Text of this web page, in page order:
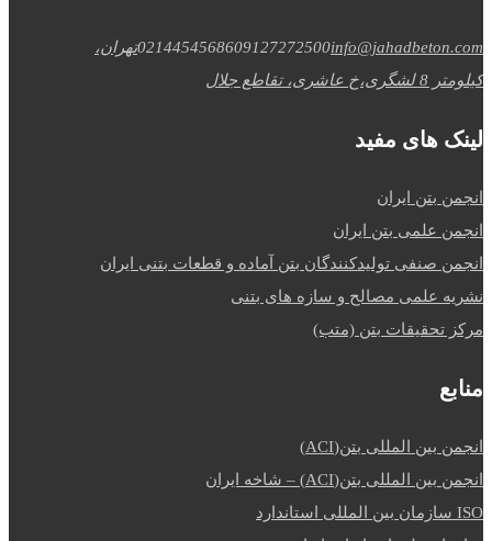
0214454568609127272500info@jahadbeton.com
تهران،
کیلومتر 8 لشگری،خ عاشری، تقاطع جلال
لینک های مفید
انجمن بتن ایران
انجمن علمی بتن ایران
انجمن صنفی تولیدکنندگان بتن آماده و قطعات بتنی ایران
نشریه علمی مصالح و سازه های بتنی
مرکز تحقیقات بتن (متب)
منابع
انجمن بین المللی بتن(ACI)
انجمن بین المللی بتن(ACI) – شاخه ایران
ISO سازمان بین المللی استاندارد